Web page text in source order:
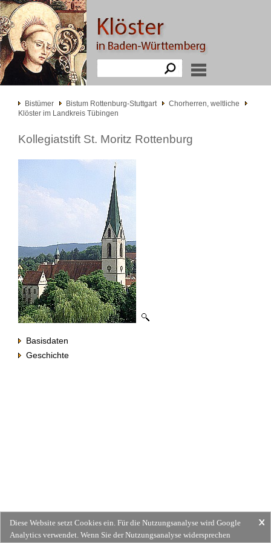
Bistümer Bistum Rottenburg-Stuttgart
Chorherren, weltliche
Klöster im Landkreis Tübingen
Kollegiatstift St. Moritz Rottenburg
Basisdaten
Geschichte
Diese Website setzt Cookies ein. Für die Nutzungsanalyse wird Google
Analytics verwendet. Wenn Sie der Nutzungsanalyse widersprechen